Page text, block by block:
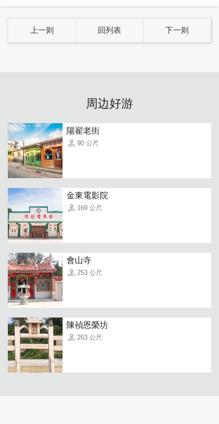
「海鲜炒面」 张阿姨自制面条Q弹好吃，加入丰富的海鲜配
料及新鲜蔬菜後，大火快炒超级香！端上桌後 锅气扑鼻而
来，不知不觉就完食。
上一则 回列表 下一则
周边好游
陽翟老街
90 公尺
金東電影院
169 公尺
會山寺
253 公尺
陳禎恩榮坊
263 公尺